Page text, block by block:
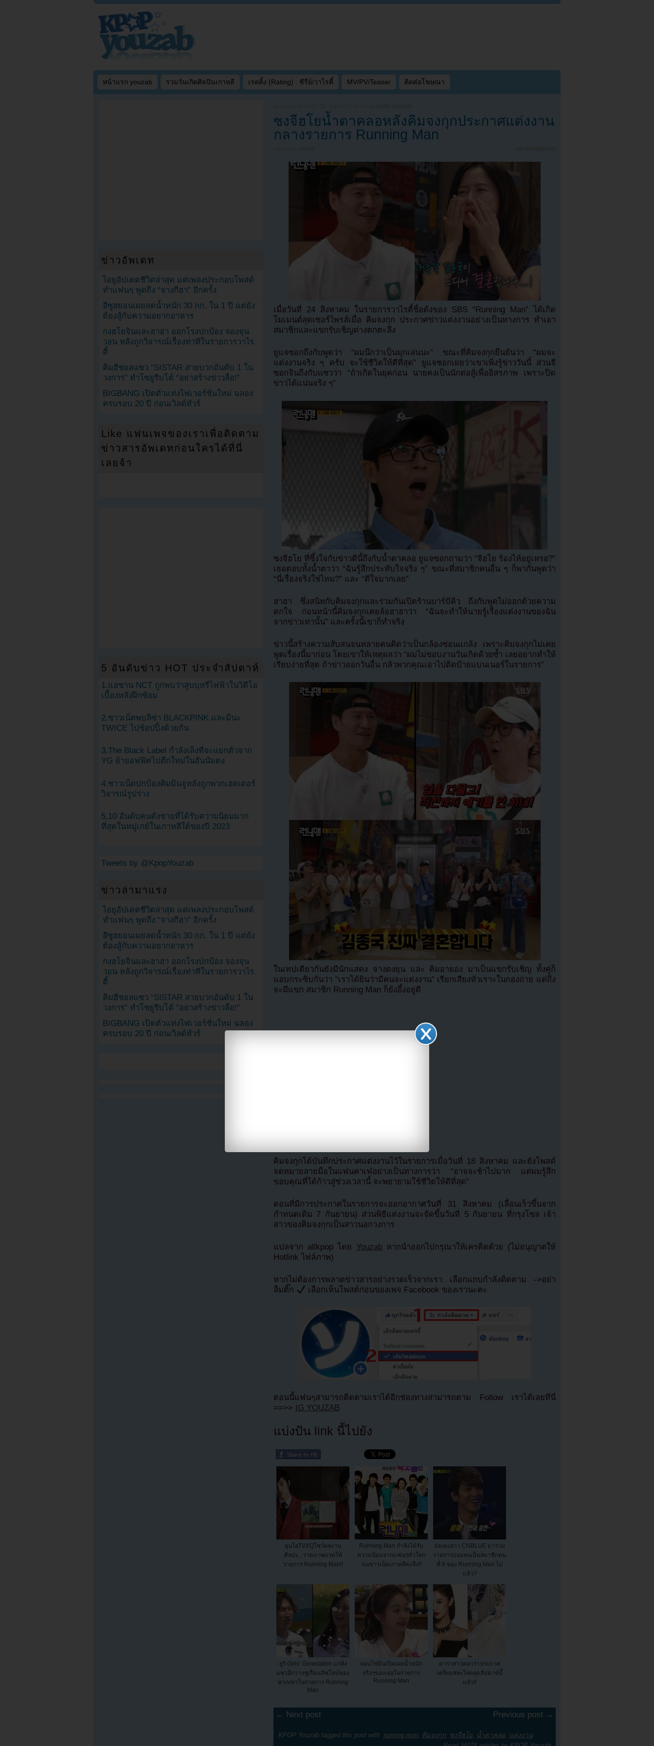
หน้าแรก youzab รวมวันเกิดศิลปินเกาหลี เรตติ้ง (Rating) : ซีรี่ย์/วาไรตี้ MV/PV/Teaser ติดต่อโฆษณา
KPOP YOUZAB
ซงจีฮโยน้ำตาคลอหลังคิมจงกุกประกาศแต่งงาน
กลางรายการ Running Man
NEWS NO COMMENTS
เมื่อวันที่ 24 สิงหาคม ในรายการวาไรตี้ชื่อดังของ SBS “Running Man” ได้เกิด
โมเมนต์สุดเซอร์ไพรส์เมื่อ คิมจงกุก ประกาศข่าวแต่งงานอย่างเป็นทางการ ทำเอา
สมาชิกและแขกรับเชิญต่างตกตะลึง
ยูแจซอกถึงกับพูดว่า “ผมนึกว่าเป็นมุกเล่นนะ” ขณะที่คิมจงกุกยืนยันว่า “ผมจะ
แต่งงานจริง ๆ ครับ จะใช้ชีวิตให้ดีที่สุด” ยูแจซอกเผยว่าเขาเพิ่งรู้ข่าววันนี้ ส่วนจี
ซอกจินถึงกับแซวว่า “ถ้าเกิดในยุคก่อน นายคงเป็นนักต่อสู้เพื่ออิสรภาพ เพราะปิด
ข่าวได้แน่นจริง ๆ”
ซงจีฮโย ที่ซึ้งใจกับข่าวดีนี้ถึงกับน้ำตาคลอ ยูแจซอกถามว่า “จีฮโย ร้องไห้อยู่เหรอ?”
เธอตอบทั้งน้ำตาว่า “ฉันรู้สึกประทับใจจริง ๆ” ขณะที่สมาชิกคนอื่น ๆ ก็พากันพูดว่า
“นี่เรื่องจริงใช่ไหม?” และ “ดีใจมากเลย”
ฮาฮา ซึ่งสนิทกับคิมจงกุกและร่วมกันเปิดร้านบาร์บีคิว ถึงกับพูดไม่ออกด้วยความ
ตกใจ ก่อนหน้านี้คิมจงกุกเคยล้อฮาฮาว่า “ฉันจะทำให้นายรู้เรื่องแต่งงานของฉัน
จากข่าวเท่านั้น” และครั้งนี้เขาก็ทำจริง
ข่าวนี้สร้างความสับสนจนหลายคนคิดว่าเป็นกล้องซ่อนแกล้ง เพราะคิมจงกุกไม่เคย
พูดเรื่องนี้มาก่อน โดยเขาให้เหตุผลว่า “ผมไม่ชอบงานวันเกิดด้วยซ้ำ เลยอยากทำให้
เรียบง่ายที่สุด ถ้าข่าวออกวันอื่น กลัวพวกคุณเอาไปติดป้ายแบนเนอร์ในรายการ”
ในเทปเดียวกันยังมีนักแสดง จางดงยุน และ คิมอายอง มาเป็นแขกรับเชิญ ทั้งคู่ก็
แอบกระซิบกันว่า “เราได้ยินว่ามีคนจะแต่งงาน” เรียกเสียงหัวเราะในกองถ่าย แต่ถึง
จะมีแขก สมาชิก Running Man ก็ยังอึ้งอยู่ดี
คิมจงกุกได้บันทึกประกาศแต่งงานไว้ในรายการเมื่อวันที่ 18 สิงหาคม และยังโพสต์
จดหมายลายมือในแฟนคาเฟ่อย่างเป็นทางการว่า “อาจจะช้าไปมาก แต่ผมรู้สึก
ขอบคุณที่ได้ก้าวสู่ช่วงเวลานี้ จะพยายามใช้ชีวิตให้ดีที่สุด”
ตอนที่มีการประกาศในรายการจะออกอากาศวันที่ 31 สิงหาคม (เลื่อนเร็วขึ้นจาก
กำหนดเดิม 7 กันยายน) ส่วนพิธีแต่งงานจะจัดขึ้นวันที่ 5 กันยายน ที่กรุงโซล เจ้า
สาวของคิมจงกุกเป็นสาวนอกวงการ
แปลจาก allkpop โดย Youzabหากนำออกไปกรุณาให้เครดิตด้วย (ไม่อนุญาตให้
Hotlink ไฟล์ภาพ)
หากไม่ต้องการพลาดข่าวสารอย่างรวดเร็วจากเรา เลือกแถบกำลังติดตาม ->อย่า
ลืมติ๊ก
เลือกเห็นโพสต์ก่อนของเพจ Facebook ของเรานะคะ
ตอนนี้แฟนๆสามารถติดตามเราได้อีกช่องทางสามารถตาม Follow เราได้เลยที่นี่
==>> IG YOUZAB
แบ่งปัน link นี้ไปยัง
ยุนโฮTVXQโชว์ผลงาน
ศิลปะ...วาดภาพแรดให้
รายการ Running Man!!
Running Man กำลังได้รับ
ความนิยมจากแฟนๆทั่วโลก
จนชาวเน็ตเกาหลีตะลึง!!
จองยงฮวา CNBLUE มาร่วม
รายการบ่อยจนเป็นสมาชิกคน
ที่ 8 ของ Running Man ไป
แล้ว?
ยูริ Girls’ Generation แกล้ง
แซวอีกวางซูเรื่องเลิฟไลน์ของ
พวกเขาในรายการ Running
Man
จอนโซมินเปิดเผยน้ำหนัก
จริงๆของเธอในรายการ
Running Man
ดาราสาวคลาร่าประกาศ
เตรียมสละโสดสุดสัปดาห์นี้
แล้ว!!
← Next post Previous post →
KPOP Youzab tagged this post with: running man, คิมจงกุก, ซงจีฮโย, น้ำตาคลอ, แต่งงาน
ข่าวอัพเดท
ไอยูอัปเดตชีวิตล่าสุด แต่เพลงประกอบโพสต์
ทำแฟนๆ พูดถึง “จางกีฮา” อีกครั้ง
อีซูฮยอนเผยลดน้ำหนัก 30 กก. ใน 1 ปี แต่ยัง
ต้องสู้กับความอยากอาหาร
กงฮโยจินและฮาฮ่า ออกโรงปกป้อง จองจุน
วอน หลังถูกวิจารณ์เรื่องท่าทีในรายการวาไร
ตี้
คิมฮีชอลแซว “SISTAR สายบวกอันดับ 1 ใน
วงการ” ทำโซยูรีบโต้ “อย่าสร้างข่าวลือ!”
BIGBANG เปิดตัวแท่งไฟเวอร์ชั่นใหม่ ฉลอง
ครบรอบ 20 ปี ก่อนเวิลด์ทัวร์
Like แฟนเพจของเราเพื่อติดตาม
ข่าวสารอัพเดทก่อนใครได้ที่นี่
เลยจ้า
5 อันดับข่าว HOT ประจำสัปดาห์
1.แฮชาน NCT ถูกพบว่าสูบบุหรี่ไฟฟ้าในวิดีโอ
เบื้องหลังฝึกซ้อม
2.ชาวเน็ตพบลิซ่า BLACKPINK และมินะ
TWICE ไปช้อปปิ้งด้วยกัน
3.The Black Label กำลังเล็งที่จะแยกตัวจาก
YG ย้ายอฟฟิศไปตึกใหม่ในฮันนัมดง
4.ชาวเน็ตปกป้องคิมมินจูหลังถูกพวกเฮดเตอร์
วิจารณ์รูปร่าง
5.10 อันดับคนดังชายที่ได้รับความนิยมมาก
ที่สุดในหมู่เกย์ในเกาหลีใต้ของปี 2023
Tweets by @KpopYouzab
ข่าวล่ามาแรง
ไอยูอัปเดตชีวิตล่าสุด แต่เพลงประกอบโพสต์
ทำแฟนๆ พูดถึง “จางกีฮา” อีกครั้ง
อีซูฮยอนเผยลดน้ำหนัก 30 กก. ใน 1 ปี แต่ยัง
ต้องสู้กับความอยากอาหาร
กงฮโยจินและฮาฮ่า ออกโรงปกป้อง จองจุน
วอน หลังถูกวิจารณ์เรื่องท่าทีในรายการวาไร
ตี้
คิมฮีชอลแซว “SISTAR สายบวกอันดับ 1 ใน
วงการ” ทำโซยูรีบโต้ “อย่าสร้างข่าวลือ!”
BIGBANG เปิดตัวแท่งไฟเวอร์ชั่นใหม่ ฉลอง
ครบรอบ 20 ปี ก่อนเวิลด์ทัวร์